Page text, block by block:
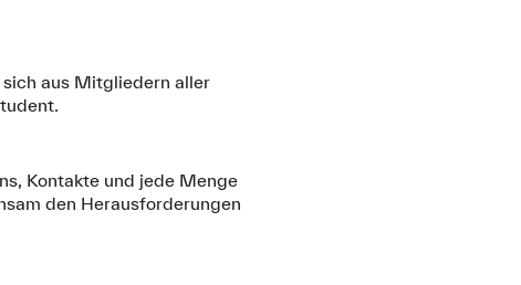
sich aus Mitgliedern aller
Kontakte und jede Menge
den Herausforderungen